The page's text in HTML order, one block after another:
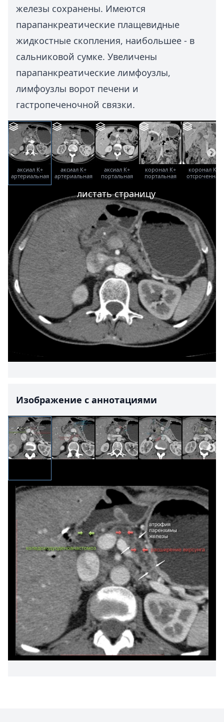
железы сохранены. Имеются
парапанкреатические плащевидные
жидкостные скопления, наибольшее - в
сальниковой сумке. Увеличены
парапанкреатические лимфоузлы,
лимфоузлы ворот печени и
гастропеченочной связки.
аксиал К+
артериальная
аксиал К+
артериальная
аксиал К+
портальная
коронал К+
портальная
коронал К+
отсроченная
листать страницу
Изображение с аннотациями